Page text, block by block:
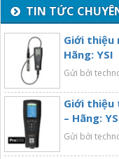
TIN TỨC
Giới thiệu
Hãng: YSI
Gửi bởi
Giới thiệu
– Hãng:
Gửi bởi